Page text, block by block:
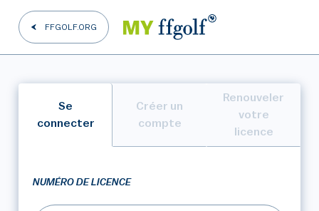
FFGOLF.ORG
Se
connecter
Créer un
compte
Renouveler
votre
licence
NUMÉRO DE LICENCE